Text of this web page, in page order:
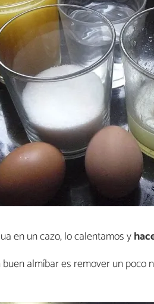
en un cazo, lo calentamos y
almíbar es remover un poco